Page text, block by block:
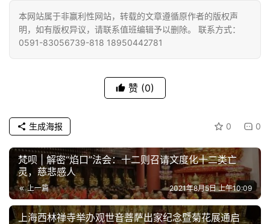
佛
教
人
物
巡
礼
视
频
纪
登录 注册
本网站属于非赢利性网站，转载的文章遵循原作者的版权声
明，如有版权异议，请联系值班编辑予以删除。 联系方式：
0591-83056739-818 18950442781
赞 (0)
0 0
生成海报
梵呗 | 解密“焰口”法会：十二则召请文度化十二类亡
灵，慈悲感人
上一篇 2021年8月5日 上午10:09
上海西林禅寺举办观世音菩萨出家纪念暨菊花展通启